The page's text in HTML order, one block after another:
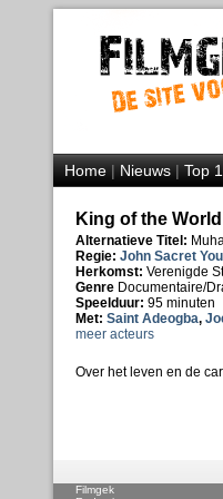
Home|Nieuws|Top
King of the
Alternatieve Titel:
Regie: John Sacret
Herkomst: Verenigde
Genre Documentaire/
Speelduur: 95 minuten
Met: Saint Adeogba,
meer acteurs
Over het leven en de
Filmgek